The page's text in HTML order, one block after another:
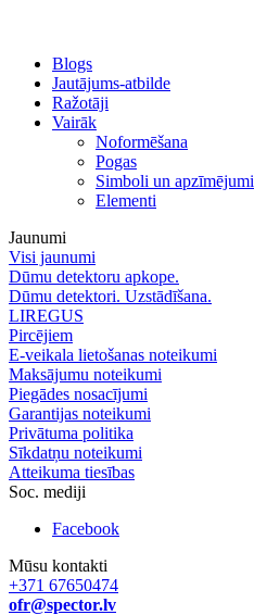
Blogs
Jautājums-atbilde
Ražotāji
Vairāk
Noformēšana
Pogas
Simboli un apzīmējumi
Elementi
Jaunumi
Visi jaunumi
Dūmu detektoru apkope.
Dūmu detektori. Uzstādīšana.
LIREGUS
Pircējiem
E-veikala lietošanas noteikumi
Maksājumu noteikumi
Piegādes nosacījumi
Garantijas noteikumi
Privātuma politika
Sīkdatņu noteikumi
Atteikuma tiesības
Soc. mediji
Facebook
Mūsu kontakti
+371 67650474
ofr@spector.lv